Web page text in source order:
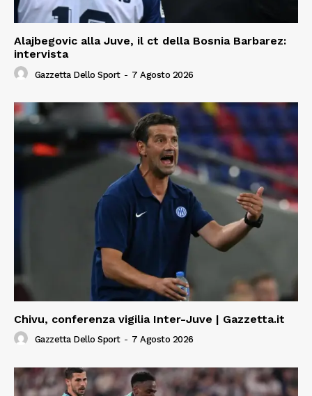
Alajbegovic alla Juve, il ct della Bosnia Barbarez:
intervista
Gazzetta Dello Sport - 7 Agosto 2026
Chivu, conferenza vigilia Inter-Juve | Gazzetta.it
Gazzetta Dello Sport - 7 Agosto 2026